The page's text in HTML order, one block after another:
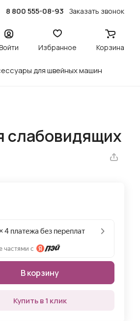
8 800 555-08-93 Заказать звонок
Избранное Корзина
для швейных машин
слабовидящих
В корзину
Купить в 1 клик